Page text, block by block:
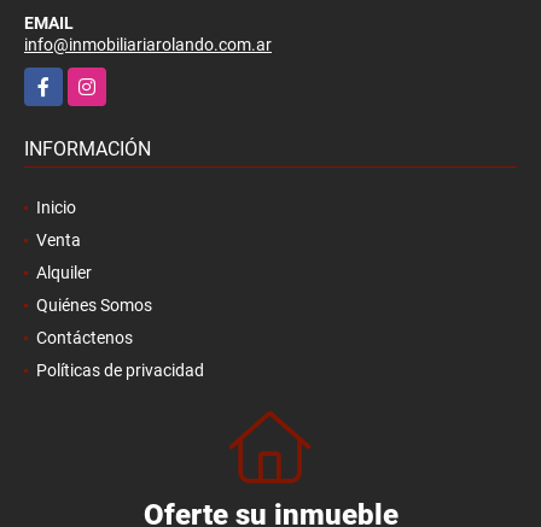
EMAIL
info@inmobiliariarolando.com.ar
FacebookInstagram
INFORMACIÓN
Inicio
Venta
Alquiler
Quiénes Somos
Contáctenos
Políticas de privacidad
Oferte su inmueble